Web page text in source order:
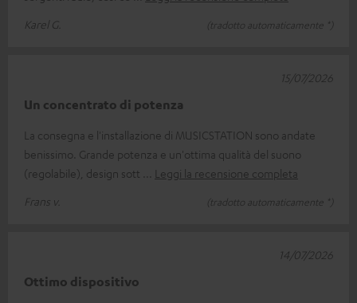
Karel G.
(tradotto automaticamente *)
Un concentrato di potenza
La consegna e l'installazione di MUSICSTATION sono andate
benissimo. Grande potenza e un'ottima qualità del suono
(regolabile), design sott
Leggi la recensione completa
Frans v.
(tradotto automaticamente *)
15/07/2026
Ottimo dispositivo
14/07/2026